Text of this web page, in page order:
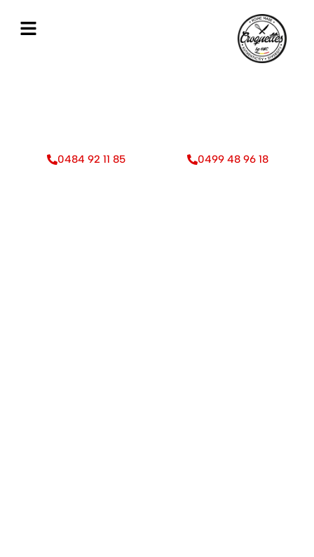
0484 92 11 85
0499 48 96 18